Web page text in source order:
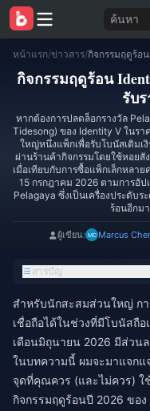
ค้นหา
หน้าแรก/ข่าวสาร/
กิจกรรมฤดูร้อน
รับร
หากต้องการปลดล็อกรางวัล
Tidesong) ของ Identity V ในร
ใหญ่หนึ่งแพ็กเพื่อรับโบนัสเติม
ผ่านร้านค้ากิจกรรมโดยใช้หอย
เมื่อเทียบกับการซื้อแพ็กเล็กหลา
15 กรกฎาคม 2026 ตามการอัป
Pelagaya ซึ่งเป็นเครื่องประดับ
ร้อนอีกม
ผู้เขียน: Marcus
สารบัญ
สำหรับนักสะสมส่วนใหญ่ ก
เชื่อถือได้ในช่วงที่มีโบนัสถื
เดือนมิถุนายน 2026 มีส่วน
ในบทความนี้ ผมจะมาแจกแ
จุดที่คุณควร (และไม่ควร) ใ
กิจกรรมฤดูร้อนปี 2026 ขอ